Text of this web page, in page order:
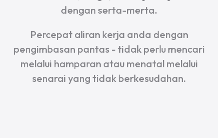
dengan serta-merta.
Percepat aliran kerja anda dengan
pengimbasan pantas - tidak perlu mencari
melalui hamparan atau menatal melalui
senarai yang tidak berkesudahan.